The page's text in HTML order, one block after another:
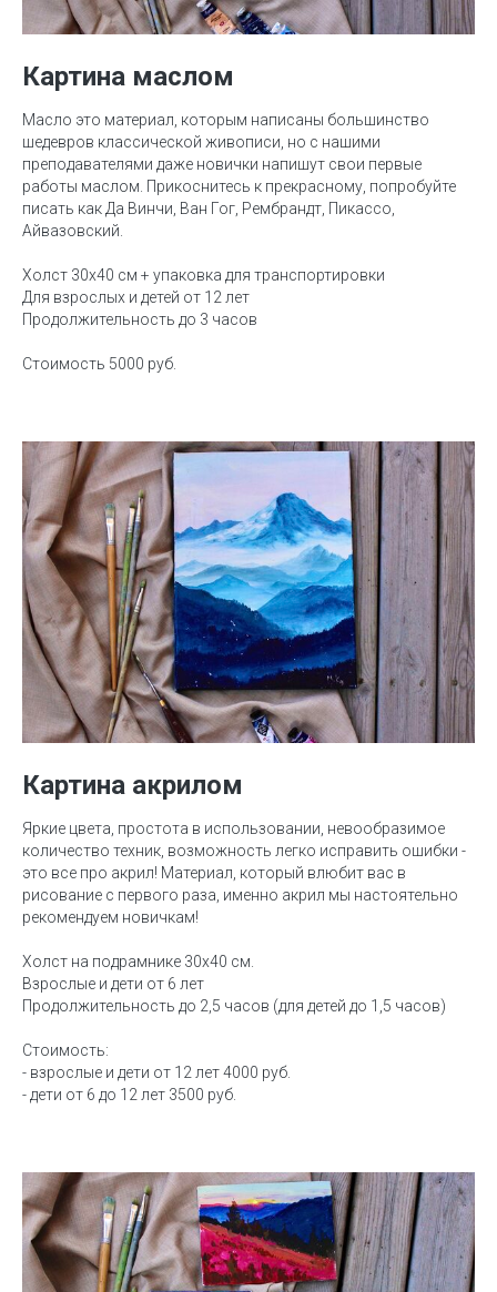
Картина маслом
Масло это материал, которым написаны большинство
шедевров классической живописи, но с нашими
преподавателями даже новички напишут свои первые
работы маслом. Прикоснитесь к прекрасному, попробуйте
писать как Да Винчи, Ван Гог, Рембрандт, Пикассо,
Айвазовский.
Холст 30х40 см + упаковка для транспортировки
Для взрослых и детей от 12 лет
Продолжительность до 3 часов
Стоимость 5000 руб.
Картина акрилом
Яркие цвета, простота в использовании, невообразимое
количество техник, возможность легко исправить ошибки -
это все про акрил! Материал, который влюбит вас в
рисование с первого раза, именно акрил мы настоятельно
рекомендуем новичкам!
Холст на подрамнике 30х40 см.
Взрослые и дети от 6 лет
Продолжительность до 2,5 часов (для детей до 1,5 часов)
Стоимость:
- взрослые и дети от 12 лет 4000 руб.
- дети от 6 до 12 лет 3500 руб.